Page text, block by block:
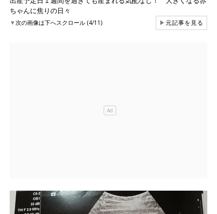
ちゃんに焦りの日々
▼次の画像は下へスクロール (4/11) ▶元記事を見る